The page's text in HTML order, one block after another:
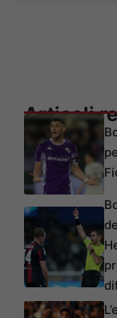
Articoli